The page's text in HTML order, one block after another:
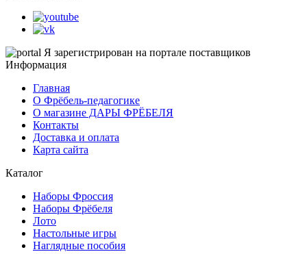
Я зарегистрирован на портале поставщиков
Информация
Главная
О Фрёбель-педагогике
О магазине ДАРЫ ФРЁБЕЛЯ
Контакты
Доставка и оплата
Карта сайта
Каталог
Наборы Фроссия
Наборы Фрёбеля
Лото
Настольные игры
Наглядные пособия